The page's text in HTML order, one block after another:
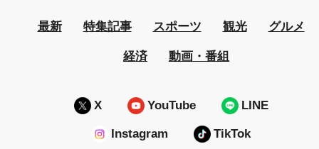
最新 特集記事 スポーツ 観光 グルメ
経済 動画・番組
X YouTube LINE
Instagram TikTok